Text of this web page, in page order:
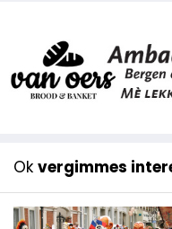
Ok vergimmes